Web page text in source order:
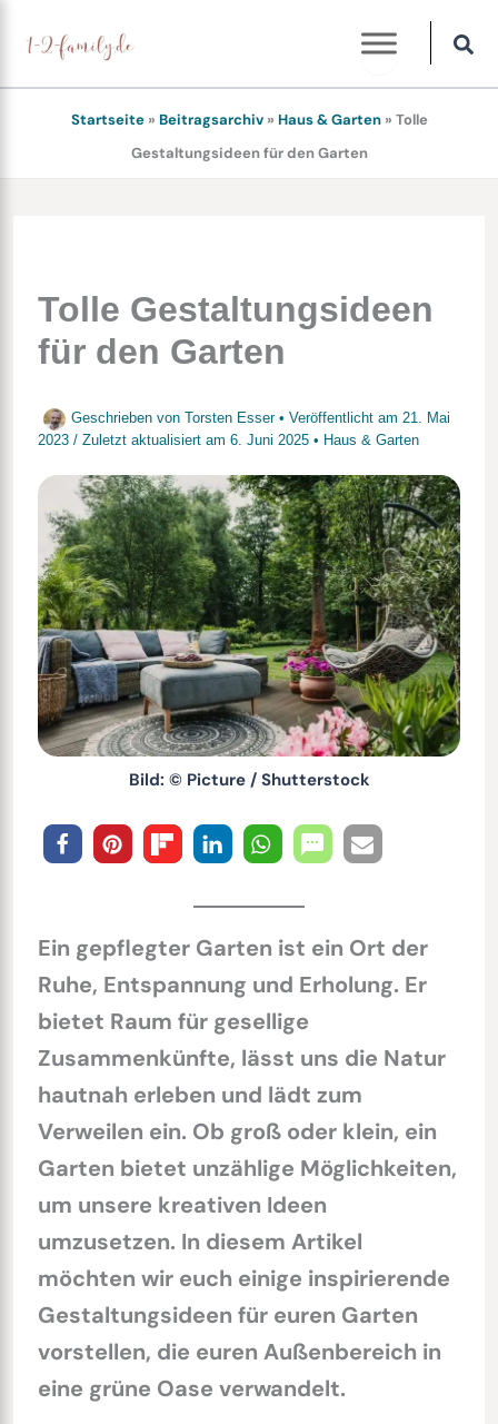
Inhalt
springen
Startseite» Beitragsarchiv» Haus & Garten» Tolle
Gestaltungsideen für den Garten
Tolle Gestaltungsideen
für den Garten
Geschrieben von Torsten Esser • Veröffentlicht am 21. Mai
2023 / Zuletzt aktualisiert am 6. Juni 2025• Haus & Garten
Bild: © Picture / Shutterstock
Ein gepflegter Garten ist ein Ort der
Ruhe, Entspannung und Erholung. Er
bietet Raum für gesellige
Zusammenkünfte, lässt uns die Natur
hautnah erleben und lädt zum
Verweilen ein. Ob groß oder klein, ein
Garten bietet unzählige Möglichkeiten,
um unsere kreativen Ideen
umzusetzen. In diesem Artikel
möchten wir euch einige inspirierende
Gestaltungsideen für euren Garten
vorstellen, die euren Außenbereich in
eine grüne Oase verwandelt.